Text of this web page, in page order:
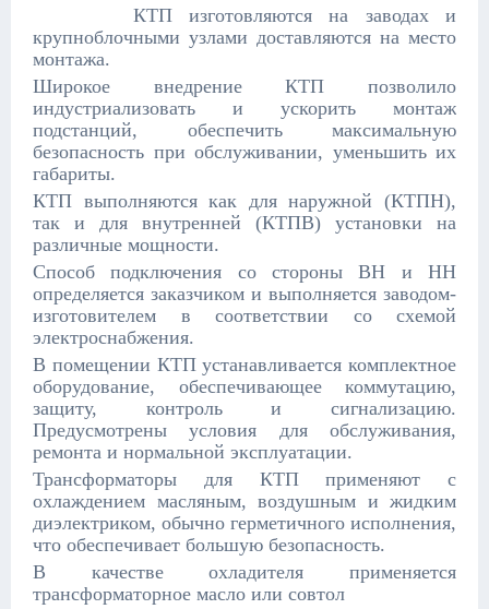
КТП изготовляются на заводах и
крупноблочными узлами доставляются на место
монтажа.
Широкое внедрение КТП позволило
индустриализовать и ускорить монтаж
подстанций, обеспечить максимальную
безопасность при обслуживании, уменьшить их
габариты.
КТП выполняются как для наружной (КТПН),
так и для внутренней (КТПВ) установки на
различные мощности.
Способ подключения со стороны ВН и НН
определяется заказчиком и выполняется заводом-
изготовителем в соответствии со схемой
электроснабжения.
В помещении КТП устанавливается комплектное
оборудование, обеспечивающее коммутацию,
защиту, контроль и сигнализацию.
Предусмотрены условия для обслуживания,
ремонта и нормальной эксплуатации.
Трансформаторы для КТП применяют с
охлаждением масляным, воздушным и жидким
диэлектриком, обычно герметичного исполнения,
что обеспечивает большую безопасность.
В качестве охладителя применяется
трансформаторное масло или совтол